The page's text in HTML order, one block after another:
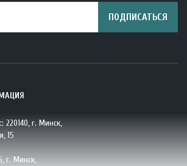
вода тетрапак 330 мл Vietcoco 112878..
5.23 руб.
ПОДПИСАТЬСЯ
220140, г. Минск,
15
г. Минск,